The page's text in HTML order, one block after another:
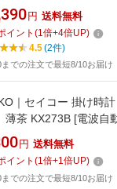
自動受信機能有]
円 送料無料
イント (1倍+4倍UP)
4.5(2件)
までの注文で最短8/10お届け
｜セイコー 掛け時
薄茶 KX273B [電波自
円 送料無料
イント (1倍+1倍UP)
までの注文で最短8/10お届け